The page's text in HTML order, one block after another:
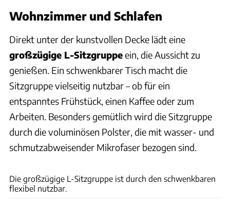
Wohnzimmer und Schlafen
Direkt unter der kunstvollen Decke lädt eine
großzügige L-Sitzgruppeein, die Aussicht zu
genießen. Ein schwenkbarer Tisch macht die
Sitzgruppe vielseitig nutzbar – ob für ein
entspanntes Frühstück, einen Kaffee oder zum
Arbeiten. Besonders gemütlich wird die Sitzgruppe
durch die voluminösen Polster, die mit wasser- und
schmutzabweisender Mikrofaser bezogen sind.
Die großzügige L-Sitzgruppe ist durch den schwenkbaren
flexibel nutzbar.